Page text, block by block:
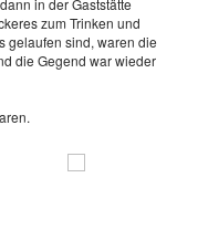
in der Gaststätte
zum Trinken und
gelaufen sind, waren die
die Gegend war wieder